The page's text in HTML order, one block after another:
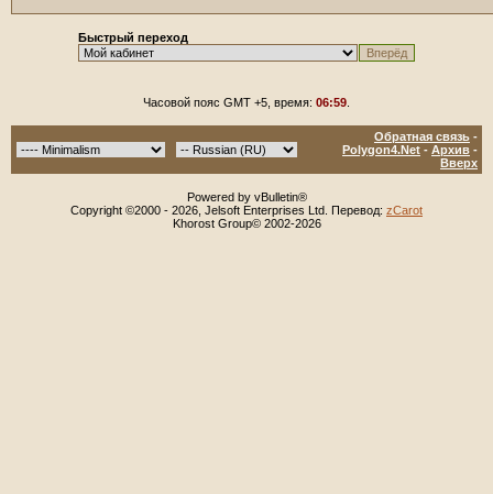
Быстрый переход
Часовой пояс GMT +5, время: 06:59
Обратная связь -
Polygon4.Net - Архив -
Вверх
Powered by vBulletin®
Copyright ©2000 - 2026, Jelsoft Enterprises Ltd. Перевод: zCarot
Khorost Group© 2002-2026